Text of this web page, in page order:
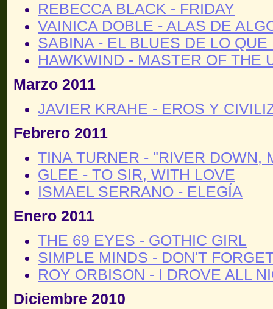
REBECCA BLACK - FRIDAY
VAINICA DOBLE - ALAS DE
SABINA - EL BLUES DE LO
HAWKWIND - MASTER OF THE
Marzo 2011
JAVIER KRAHE - EROS Y
Febrero 2011
TINA TURNER - "RIVER DOWN,
GLEE - TO SIR, WITH LOVE
ISMAEL SERRANO - ELEGÍA
Enero 2011
THE 69 EYES - GOTHIC GIRL
SIMPLE MINDS - DON'T
ROY ORBISON - I DROVE ALL
Diciembre 2010